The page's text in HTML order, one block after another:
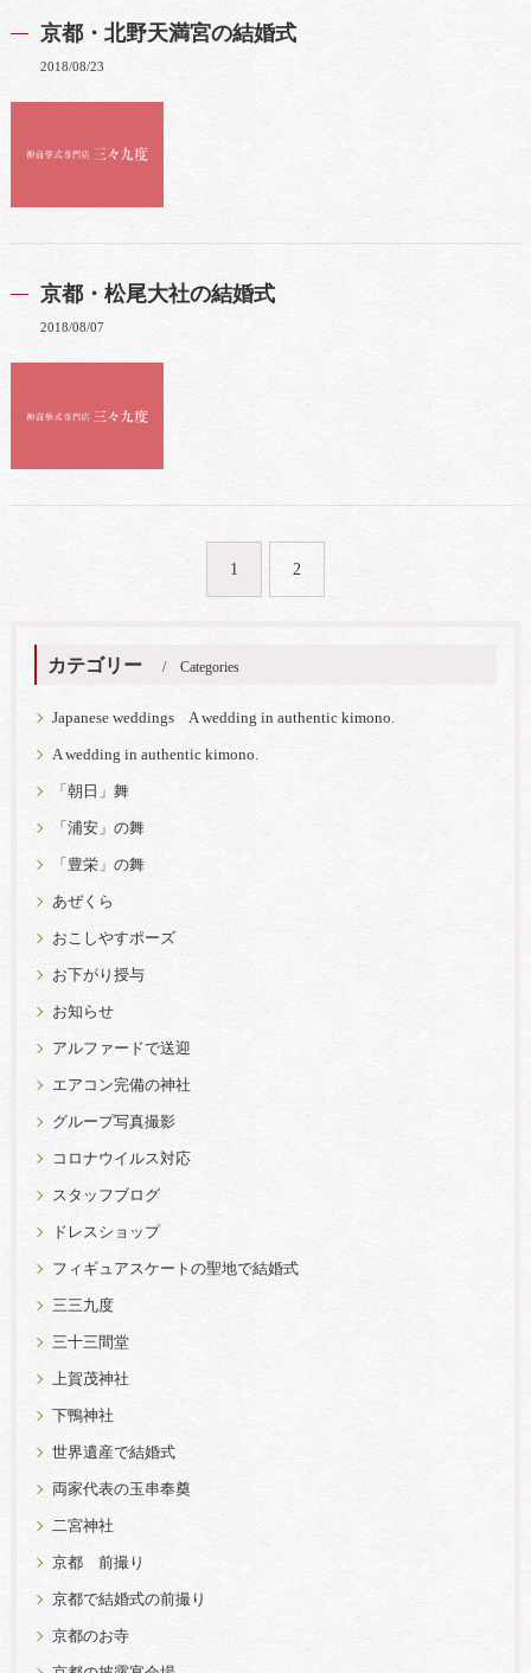
京都・北野天満宮の結婚式
2018/08/23
京都・松尾大社の結婚式
2018/08/07
1 2
カテゴリー Categories
Japanese weddings A wedding in authentic kimono.
A wedding in authentic kimono.
「朝日」舞
「浦安」の舞
「豊栄」の舞
あぜくら
おこしやすポーズ
お下がり授与
お知らせ
アルファードで送迎
エアコン完備の神社
グループ写真撮影
コロナウイルス対応
スタッフブログ
ドレスショップ
フィギュアスケートの聖地で結婚式
三三九度
三十三間堂
上賀茂神社
下鴨神社
世界遺産で結婚式
両家代表の玉串奉奠
二宮神社
京都 前撮り
京都で結婚式の前撮り
京都のお寺